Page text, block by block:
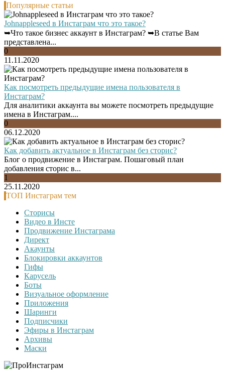
Популярные статьи
Johnappleseed в Инстаграм что это такое?
➥Что такое бизнес аккаунт в Инстаграм? ➥В статье Вам
представлена...
0
11.11.2020
Как посмотреть предыдущие имена пользователя в
Инстаграм?
Для аналитики аккаунта вы можете посмотреть предыдущие
имена в Инстаграм....
0
06.12.2020
Как добавить актуальное в Инстаграм без сторис?
Блог о продвижение в Инстаграм. Пошаговый план
добавления сторис в...
1
25.11.2020
ТОП Инстаграм тем
Сторисы
Видео в Инсте
Продвижение Инстаграма
Директ
Акаунты
Блокировки аккаунтов
Гифы
Карусель
Боты
Визуальное оформление
Приложения
Шаринги
Подписчики
Эфиры в Инстаграм
Архивы
Маски